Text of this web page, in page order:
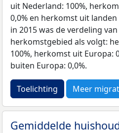
uit Nederland: 100%,
0,0% en herkomst uit landen
in 2015 was de verdeling
herkomstgebied als volgt:
100%, herkomst uit Europa:
buiten Europa: 0,0%.
Toelichting Meer
Gemiddelde